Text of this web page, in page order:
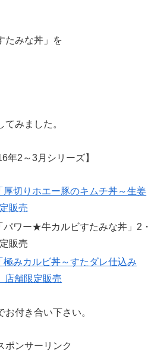
たみな丼」を
みました。
年2～3月シリーズ】
厚切りホエー豚のキムチ丼～生姜
販売
パワー★牛カルビすたみな丼」2・
販売
極みカルビ丼～すたダレ仕込み
店舗限定販売
付き合い下さい。
ポンサーリンク